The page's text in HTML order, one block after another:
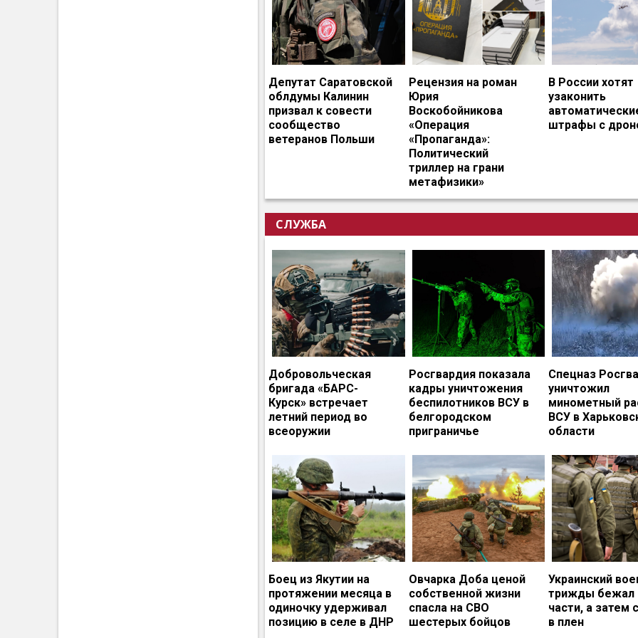
Депутат Саратовской
облдумы Калинин
призвал к совести
сообщество
ветеранов Польши
Рецензия на роман
Юрия
Воскобойникова
«Операция
«Пропаганда»:
Политический
триллер на грани
метафизики»
В России хотят
узаконить
штрафы с
СЛУЖБА
Добровольческая
бригада «БАРС-
Курск» встречает
летний период во
всеоружии
Росгвардия показала
кадры уничтожения
беспилотников ВСУ в
белгородском
приграничье
Спецназ
уничтожил
минометный
ВСУ в
области
Боец из Якутии на
протяжении месяца в
одиночку удерживал
позицию в селе в ДНР
Овчарка Доба ценой
собственной жизни
спасла на СВО
шестерых бойцов
Украинский
трижды бежал
части, а затем
в плен